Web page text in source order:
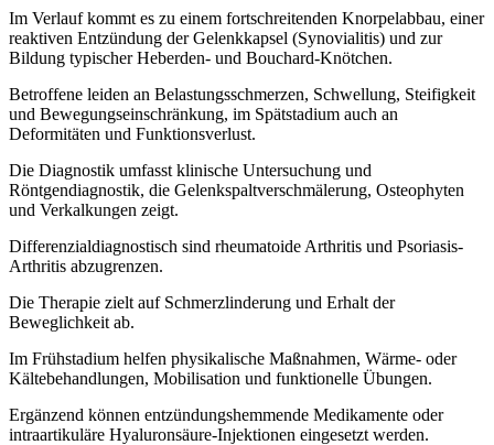
Im Verlauf kommt es zu einem fortschreitenden Knorpelabbau, einer
reaktiven Entzündung der Gelenkkapsel (Synovialitis) und zur
Bildung typischer Heberden- und Bouchard-Knötchen.
Betroffene leiden an Belastungsschmerzen, Schwellung, Steifigkeit
und Bewegungseinschränkung, im Spätstadium auch an
Deformitäten und Funktionsverlust.
Die Diagnostik umfasst klinische Untersuchung und
Röntgendiagnostik, die Gelenkspaltverschmälerung, Osteophyten
und Verkalkungen zeigt.
Differenzialdiagnostisch sind rheumatoide Arthritis und Psoriasis-
Arthritis abzugrenzen.
Die Therapie zielt auf Schmerzlinderung und Erhalt der
Beweglichkeit ab.
Im Frühstadium helfen physikalische Maßnahmen, Wärme- oder
Kältebehandlungen, Mobilisation und funktionelle Übungen.
Ergänzend können entzündungshemmende Medikamente oder
intraartikuläre Hyaluronsäure-Injektionen eingesetzt werden.